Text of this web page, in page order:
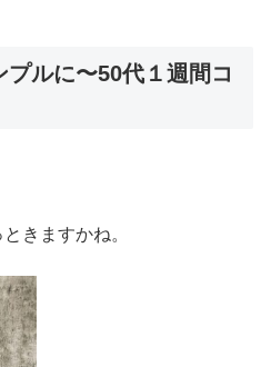
ルに〜50代１週間コ
きますかね。